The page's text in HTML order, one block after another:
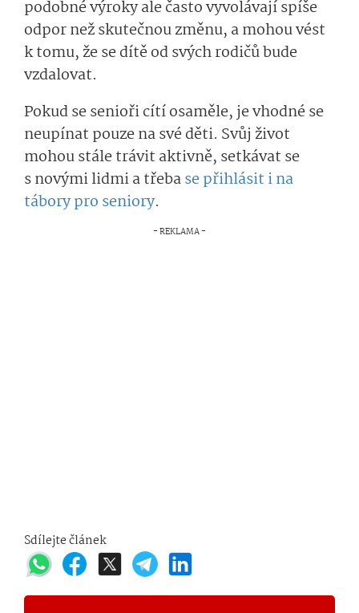
podobné výroky ale často vyvolávají spíše
odpor než skutečnou změnu, a mohou vést
k tomu, že se dítě od svých rodičů bude
vzdalovat.
Pokud se senioři cítí osaměle, je vhodné se
neupínat pouze na své děti. Svůj život
mohou stále trávit aktivně, setkávat se
s novými lidmi a třebase přihlásit i na
tábory pro seniory.
Sdílejte článek